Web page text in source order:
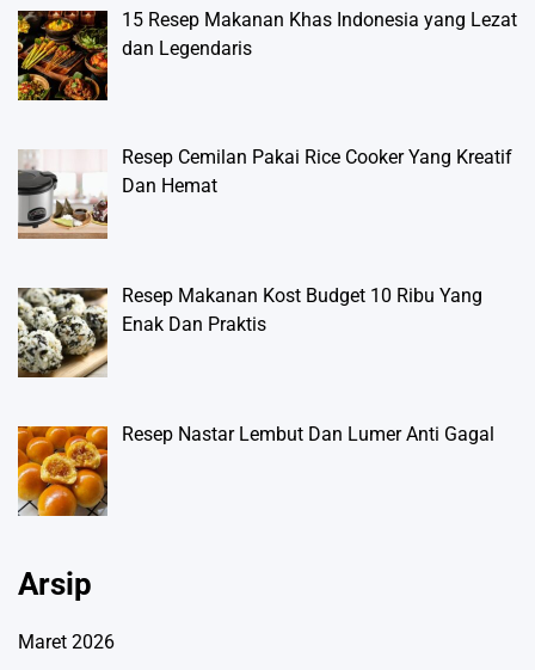
15 Resep Makanan Khas Indonesia yang Lezat
dan Legendaris
Resep Cemilan Pakai Rice Cooker Yang Kreatif
Dan Hemat
Resep Makanan Kost Budget 10 Ribu Yang
Enak Dan Praktis
Resep Nastar Lembut Dan Lumer Anti Gagal
Arsip
Maret 2026